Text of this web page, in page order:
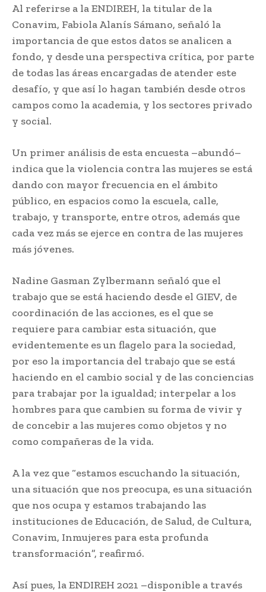
Al referirse a la ENDIREH, la titular de la
Conavim, Fabiola Alanís Sámano, señaló la
importancia de que estos datos se analicen a
fondo, y desde una perspectiva crítica, por parte
de todas las áreas encargadas de atender este
desafío, y que así lo hagan también desde otros
campos como la academia, y los sectores privado
y social.
Un primer análisis de esta encuesta –abundó–
indica que la violencia contra las mujeres se está
dando con mayor frecuencia en el ámbito
público, en espacios como la escuela, calle,
trabajo, y transporte, entre otros, además que
cada vez más se ejerce en contra de las mujeres
más jóvenes.
Nadine Gasman Zylbermann señaló que el
trabajo que se está haciendo desde el GIEV, de
coordinación de las acciones, es el que se
requiere para cambiar esta situación, que
evidentemente es un flagelo para la sociedad,
por eso la importancia del trabajo que se está
haciendo en el cambio social y de las conciencias
para trabajar por la igualdad; interpelar a los
hombres para que cambien su forma de vivir y
de concebir a las mujeres como objetos y no
como compañeras de la vida.
A la vez que “estamos escuchando la situación,
una situación que nos preocupa, es una situación
que nos ocupa y estamos trabajando las
instituciones de Educación, de Salud, de Cultura,
Conavim, Inmujeres para esta profunda
transformación”, reafirmó.
Así pues, la ENDIREH 2021 –disponible a través